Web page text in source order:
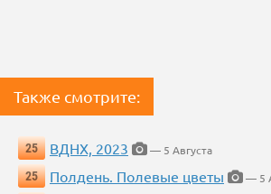
Также смотрите:
25 ВДНХ, 2023
— 5 Августа
25
Полдень. Полевые цветы
— 5